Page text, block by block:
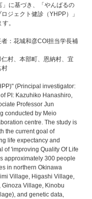
に基づき、「やんばるの
ジェクト健診（YHPP）」
。
：花城和彦COI担当学長補
村、本部町、恩納村、宜
村
(Principal investigator:
PI: Kazuhiko Hanashiro,
Professor Jun
conducted by Meio
centre. The study is
the current goal of
life expectancy and
of 'improving Quality Of Life
approximately 300 people
in northern Okinawa
Village, Higashi Village,
Village, Kinobu
and genetic data,